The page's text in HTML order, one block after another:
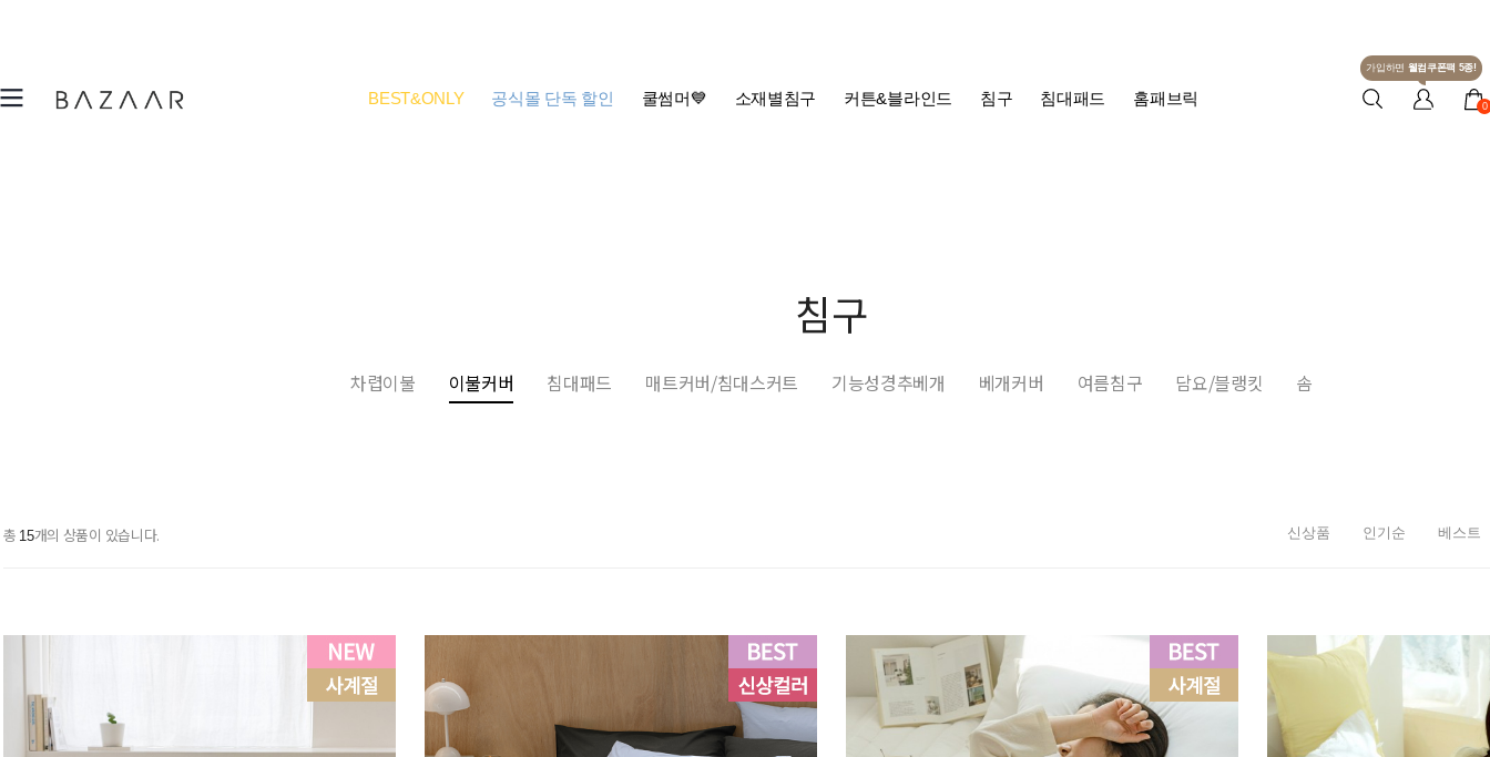
BEST&ONLY 공식몰 단독 할인 쿨썸머💙 소재별침구 커튼&블라인드 침구 침대패드 홈패브릭
가입하면 웰컴쿠폰팩 5종!
0
침구
차렵이불 이불커버 침대패드 매트커버/침대스커트 기능성경추베개 베개커버 여름침구 담요/블랭킷 솜
총 15개의 상품이 있습니다. 신상품 인기순 베스트